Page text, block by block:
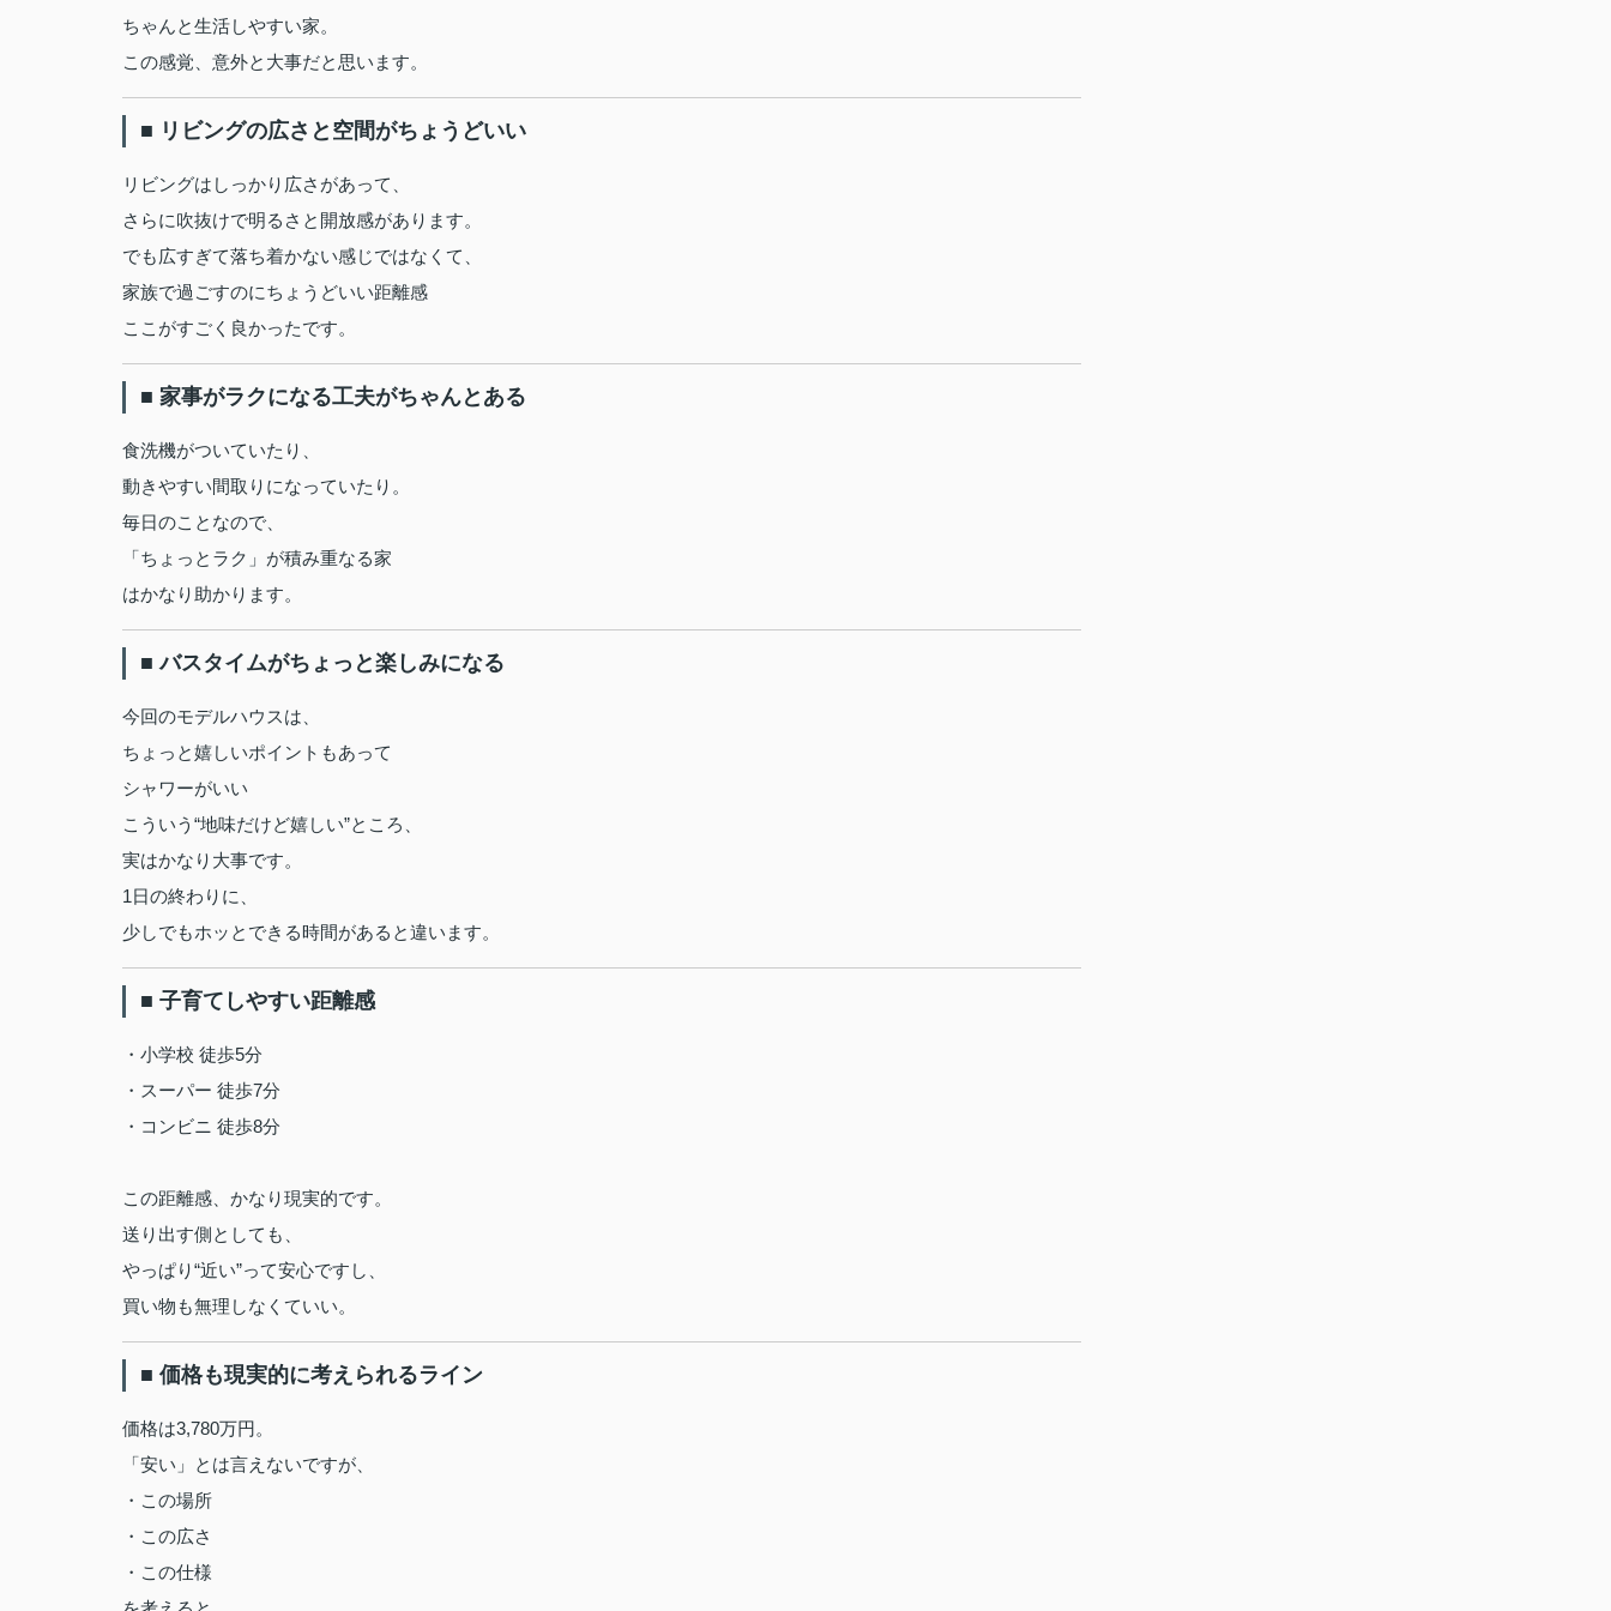
ちゃんと生活しやすい家。
この感覚、意外と大事だと思います。
■ リビングの広さと空間がちょうどいい
リビングはしっかり広さがあって、
さらに吹抜けで明るさと開放感があります。
でも広すぎて落ち着かない感じではなくて、
家族で過ごすのにちょうどいい距離感
ここがすごく良かったです。
■ 家事がラクになる工夫がちゃんとある
食洗機がついていたり、
動きやすい間取りになっていたり。
毎日のことなので、
「ちょっとラク」が積み重なる家
はかなり助かります。
■ バスタイムがちょっと楽しみになる
今回のモデルハウスは、
ちょっと嬉しいポイントもあって
シャワーがいい
こういう“地味だけど嬉しい”ところ、
実はかなり大事です。
1日の終わりに、
少しでもホッとできる時間があると違います。
■ 子育てしやすい距離感
・小学校 徒歩5分
・スーパー 徒歩7分
・コンビニ 徒歩8分
この距離感、かなり現実的です。
送り出す側としても、
やっぱり“近い”って安心ですし、
買い物も無理しなくていい。
■ 価格も現実的に考えられるライン
価格は3,780万円。
「安い」とは言えないですが、
・この場所
・この広さ
・この仕様